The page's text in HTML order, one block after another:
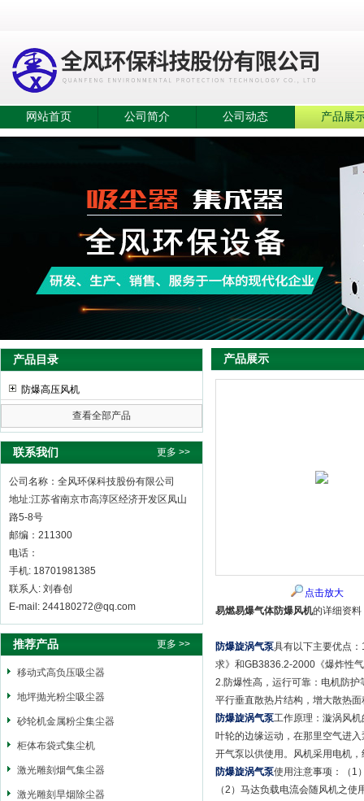
网站首页 公司简介 公司动态 产品展
产品目录
防爆高压风机
查看全部产品
联系我们 更多 >>
公司名称：全风环保科技股份有限公司
地址:江苏省南京市高淳区经济开发区凤山
路5-8号
邮编：211300
电话：
手机: 18701981385
联系人: 刘春创
E-mail: 244180272@qq.com
推荐产品 更多 >>
移动式高负压吸尘器
地坪抛光粉尘吸尘器
砂轮机金属粉尘集尘器
柜体布袋式集尘机
激光雕刻烟气集尘器
激光雕刻旱烟除尘器
产品展示
点击放大
易燃易爆气体防爆风机的详细资料
防爆旋涡气泵具有以下主要优点
求》和GB3836.2-2000《爆炸性
2.防爆性高，运行可靠：电机防
平行垂直散热片结构，增大散热
防爆旋涡气泵工作原理：漩涡风
叶轮的边缘运动，在那里空气进
开气泵以供使用。风机采用电机
防爆旋涡气泵使用注意事项：（1
（2）马达负载电流会随风机之